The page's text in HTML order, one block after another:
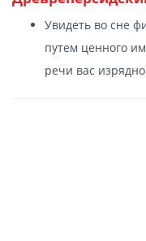
Увидеть во сне
путем ценного
речи вас